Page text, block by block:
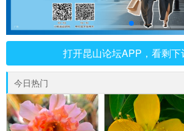
打开昆山论坛APP，看剩下
今日热门